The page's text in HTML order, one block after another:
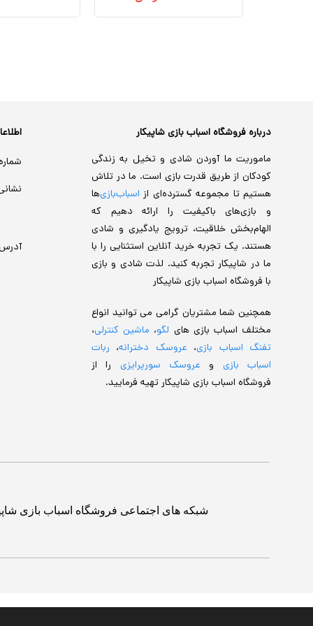
درباره فروشگاه اسباب بازی شاپیکار
ماموریت ما آوردن شادی و تخیل به زندگی
کودکان از طریق قدرت بازی است. ما در تلاش
هستیم تا مجموعه گسترده‌ای از اسباب‌بازی‌ها
و بازی‌های باکیفیت را ارائه دهیم که
الهام‌بخش خلاقیت، ترویج یادگیری و شادی
هستند. یک تجربه خرید آنلاین استثنایی را با
ما در شاپیکار تجربه کنید. لذت شادی و بازی
با فروشگاه اسباب بازی شاپیکار
همچنین شما مشتریان گرامی می توانید انواع
مختلف اسباب بازی های لگو، ماشین کنترلی،
تفنگ اسباب بازی، عروسک دخترانه، ربات
اسباب بازی و عروسک سورپرایزی را از
فروشگاه اسباب بازی شاپیکار تهیه فرمایید.
آدرس
شبکه های اجتماعی فروشگاه اسباب بازی